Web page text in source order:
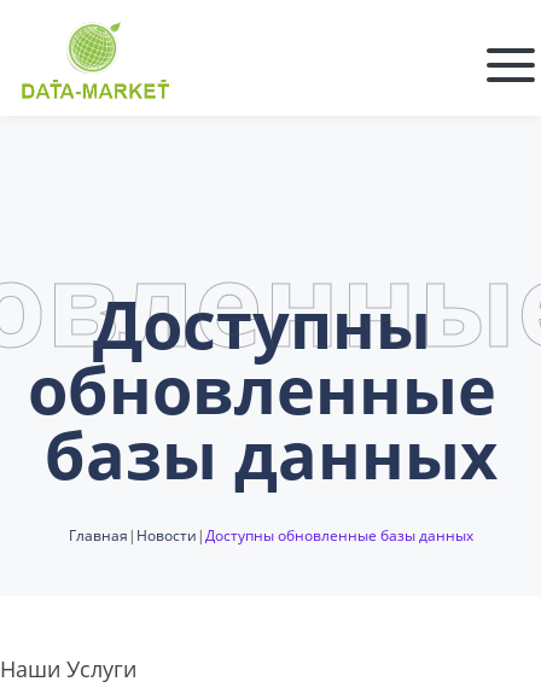
Доступны
обновленные
базы данных
Главная | Новости |Доступны обновленные базы данных
Наши Услуги